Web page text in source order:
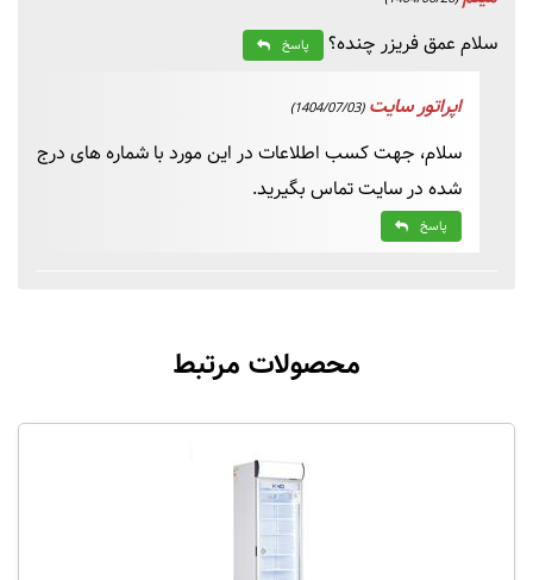
سلام عمق فریزر چنده؟ پاسخ
اپراتور سایت (1404/07/03)
سلام، جهت کسب اطلاعات در این مورد با شماره های درج
شده در سایت تماس بگیرید.
پاسخ
محصولات مرتبط